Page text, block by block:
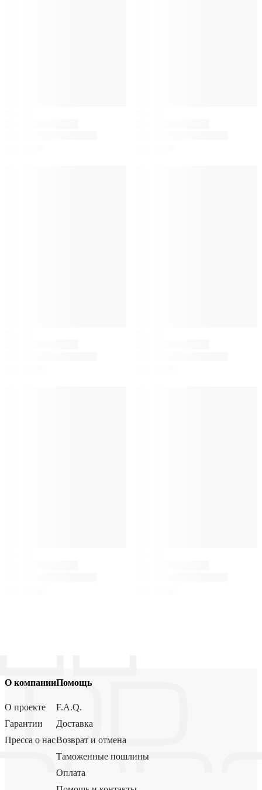
О компании
О проекте
Гарантии
Пресса о нас
Помощь
F.A.Q.
Доставка
Возврат и отмена
Таможенные пошлины
Оплата